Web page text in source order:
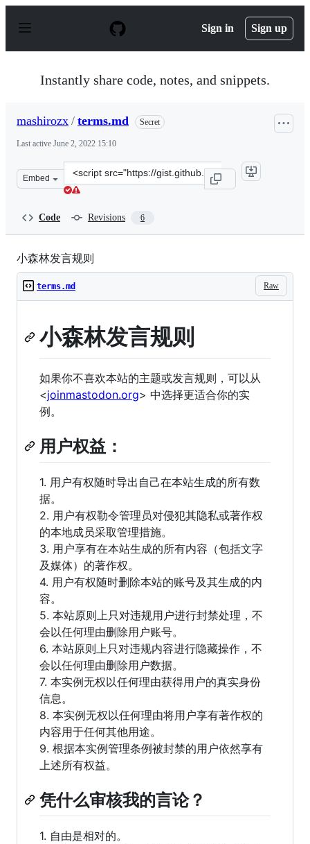
p
Sign in Sign up
Instantly share code, notes, and snippets.
mashirozx / terms.md Secret
Last active June 2, 2022 15:10
Embed
Clone
this
Code Revisions 6
小森林发言规则
Raw
terms.md
小森林发言规则
如果你不喜欢本站的主题或发言规则，可以从
<joinmastodon.org> 中选择更适合你的实
例。
用户权益：
1. 用户有权随时导出自己在本站生成的所有数
据。
2. 用户有权勒令管理员对侵犯其隐私或著作权
的本地成员采取管理措施。
3. 用户享有在本站生成的所有内容（包括文字
及媒体）的著作权。
4. 用户有权随时删除本站的账号及其生成的内
容。
5. 本站原则上只对违规用户进行封禁处理，不
会以任何理由删除用户账号。
6. 本站原则上只对违规内容进行隐藏操作，不
会以任何理由删除用户数据。
7. 本实例无权以任何理由获得用户的真实身份
信息。
8. 本实例无权以任何理由将用户享有著作权的
内容用于任何其他用途。
9. 根据本实例管理条例被封禁的用户依然享有
上述所有权益。
凭什么审核我的言论？
1. 自由是相对的。